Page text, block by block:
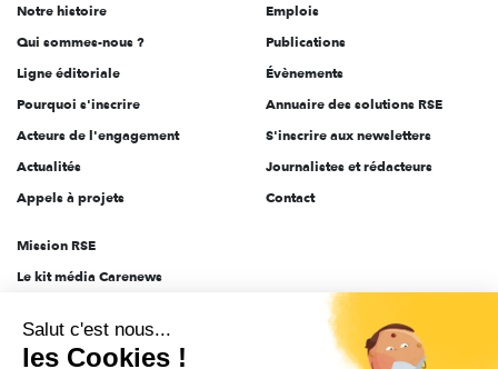
l'engagement
Notre histoire
Qui sommes-nous ?
Ligne éditoriale
Pourquoi s'inscrire
Acteurs de l'engagement
Actualités
Appels à projets
Emplois
Publications
Évènements
Annuaire des solutions RSE
S'inscrire aux newsletters
Journalistes et rédacteurs
Contact
Mission RSE
Le kit média Carenews
AEF info
Salut c'est nous...
les Cookies !